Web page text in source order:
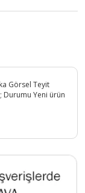
Görsel Teyit
Durumu Yeni ürün